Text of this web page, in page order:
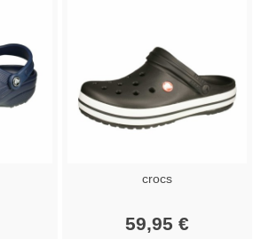
crocs
59,95 €